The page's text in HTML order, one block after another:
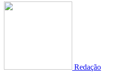
Redação